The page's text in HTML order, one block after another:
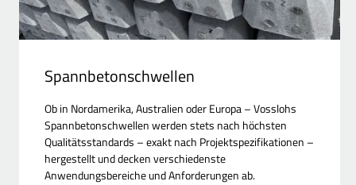
Spannbetonschwellen
Ob in Nordamerika, Australien oder Europa – Vosslohs
Spannbetonschwellen werden stets nach höchsten
Qualitätsstandards – exakt nach Projektspezifikationen –
hergestellt und decken verschiedenste
Anwendungsbereiche und Anforderungen ab.